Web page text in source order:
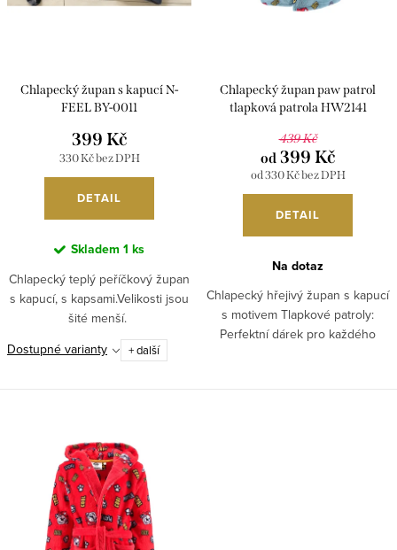
t
k
Chlapecký župan s kapucí N-
FEEL BY-0011
330 Kč bez DPH
399 Kč
DETAIL
Skladem 1 ks
Chlapecký teplý peříčkový župan
s kapucí, s kapsami.Velikosti jsou
šité menší.
Dostupné varianty
+ další
Chlapecký župan paw patrol
tlapková patrola HW2141
439 Kč
od 330 Kč bez DPH
od399 Kč
DETAIL
Na dotaz
Chlapecký hřejivý župan s kapucí
s motivem Tlapkové patroly:
Perfektní dárek pro každého